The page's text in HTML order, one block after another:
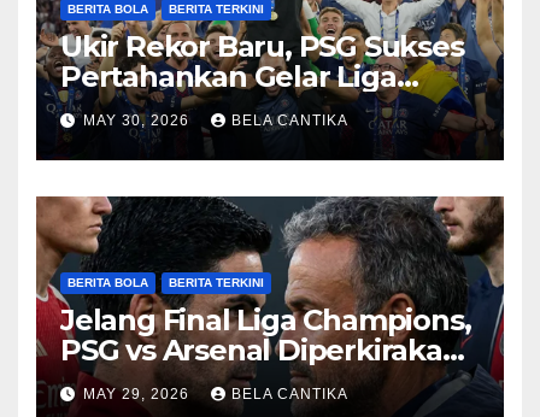
BERITA BOLA BERITA TERKINI
Ukir Rekor Baru, PSG Sukses
Pertahankan Gelar Liga
Champions
MAY 30, 2026 BELA CANTIKA
BERITA BOLA BERITA TERKINI
Jelang Final Liga Champions,
PSG vs Arsenal Diperkirakan
Sengit
MAY 29, 2026 BELA CANTIKA